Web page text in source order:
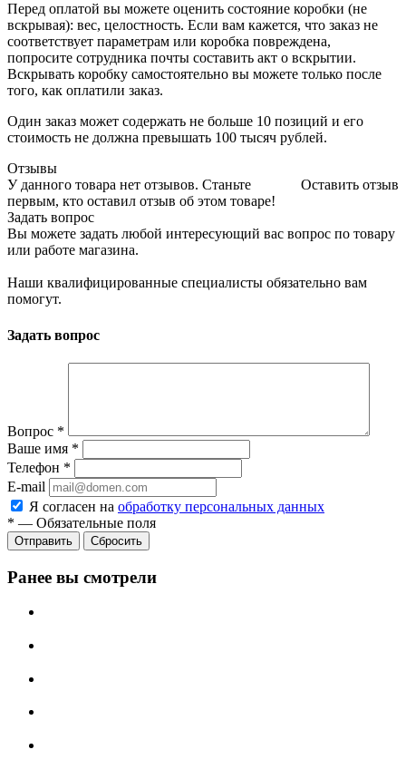
Перед оплатой вы можете оценить состояние коробки (не
вскрывая): вес, целостность. Если вам кажется, что заказ не
соответствует параметрам или коробка повреждена,
попросите сотрудника почты составить акт о вскрытии.
Вскрывать коробку самостоятельно вы можете только после
того, как оплатили заказ.
Один заказ может содержать не больше 10 позиций и его
стоимость не должна превышать 100 тысяч рублей.
Отзывы
Оставить отзыв
У данного товара нет отзывов. Станьте
первым, кто оставил отзыв об этом товаре!
Задать вопрос
Вы можете задать любой интересующий вас вопрос по товару
или работе магазина.
Наши квалифицированные специалисты обязательно вам
помогут.
Задать вопрос
Вопрос *
Ваше имя *
Телефон *
E-mail
Я согласен на обработку персональных данных
* — Обязательные поля
Отправить Сбросить
Ранее вы смотрели